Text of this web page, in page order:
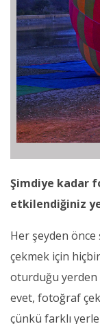
Şimdiye kadar
etkilendiğiniz
Her şeyden
çekmek için
oturduğu yerden
evet, fotoğraf
çünkü farklı